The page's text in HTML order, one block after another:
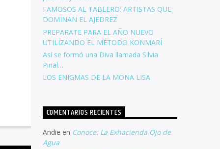
FAMOSOS AL TABLERO: ARTISTAS QUE
DOMINAN EL AJEDREZ
PREPARATE PARA EL AÑO NUEVO
UTILIZANDO EL MÉTODO KONMARÍ
Así se formó una Diva llamada Silvia
Pinal…
LOS ENIGMAS DE LA MONA LISA
COMENTARIOS RECIENTES
Andie en Conoce: La Exhacienda Ojo de
Agua